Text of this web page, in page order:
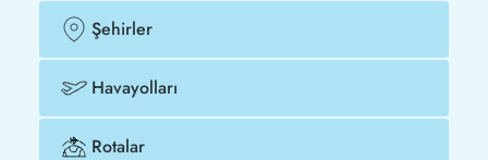
Şehirler
Havayolları
Rotalar